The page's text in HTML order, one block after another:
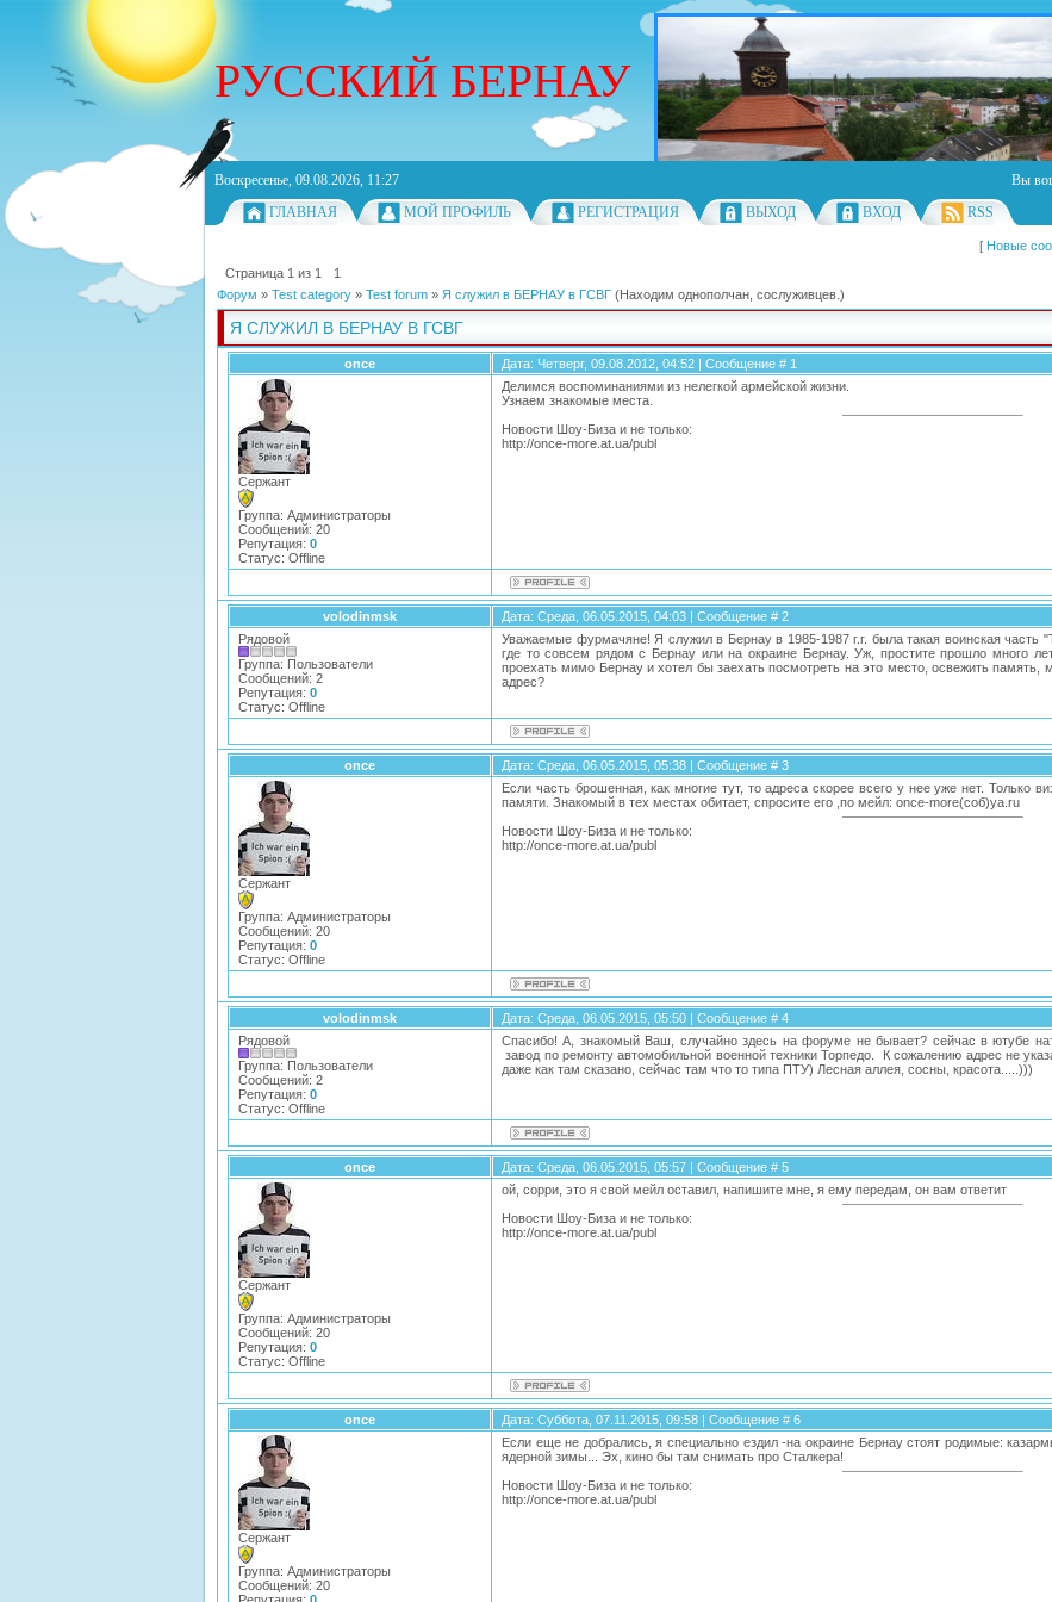
РУССКИЙ БЕРНАУ
Воскресенье, 09.08.2026, 11:27 Вы
ГЛАВНАЯ
МОЙ ПРОФИЛЬ РЕГИСТРАЦИЯ ВЫХОД ВХОД RSS
[ Новые
Страница 1 из 1
1
Форум » Test category » Test forum » Я служил в БЕРНАУ в ГСВГ (Находим однополчан, сослуживцев.)
Я СЛУЖИЛ В БЕРНАУ В ГСВГ
once Дата: Четверг, 09.08.2012, 04:52 | Сообщение # 1
Сержант
Группа: Администраторы
Сообщений: 20
Репутация: 0
Статус: Offline
Делимся воспоминаниями из нелегкой армейской жизни.
Узнаем знакомые места.
Новости Шоу-Биза и не только:
http://once-more.at.ua/publ
volodinmsk Дата: Среда, 06.05.2015, 04:03 | Сообщение # 2
Рядовой
Группа: Пользователи
Сообщений: 2
Репутация: 0
Статус: Offline
Уважаемые фурмачяне! Я служил в Бернау в 1985-1987 г.г. была такая воинская часть
где то совсем рядом с Бернау или на окраине Бернау. Уж, простите прошло много
проехать мимо Бернау и хотел бы заехать посмотреть на это место, освежить память,
адрес?
once Дата: Среда, 06.05.2015, 05:38 | Сообщение # 3
Сержант
Группа: Администраторы
Сообщений: 20
Репутация: 0
Статус: Offline
Если часть брошенная, как многие тут, то адреса скорее всего у нее уже нет. Только
памяти. Знакомый в тех местах обитает, спросите его ,по мейл: once-more(соб)ya.ru
Новости Шоу-Биза и не только:
http://once-more.at.ua/publ
volodinmsk Дата: Среда, 06.05.2015, 05:50 | Сообщение # 4
Рядовой
Группа: Пользователи
Сообщений: 2
Репутация: 0
Статус: Offline
Спасибо! А, знакомый Ваш, случайно здесь на форуме не бывает? сейчас в ютубе
завод по ремонту автомобильной военной техники Торпедо. К сожалению адрес не
даже как там сказано, сейчас там что то типа ПТУ) Лесная аллея, сосны, красота.....)))
once Дата: Среда, 06.05.2015, 05:57 | Сообщение # 5
Сержант
Группа: Администраторы
Сообщений: 20
Репутация: 0
Статус: Offline
ой, сорри, это я свой мейл оставил, напишите мне, я ему передам, он вам ответит
Новости Шоу-Биза и не только:
http://once-more.at.ua/publ
once Дата: Суббота, 07.11.2015, 09:58 | Сообщение # 6
Сержант
Группа: Администраторы
Сообщений: 20
Если еще не добрались, я специально ездил -на окраине Бернау стоят родимые:
ядерной зимы... Эх, кино бы там снимать про Сталкера!
Новости Шоу-Биза и не только:
http://once-more.at.ua/publ